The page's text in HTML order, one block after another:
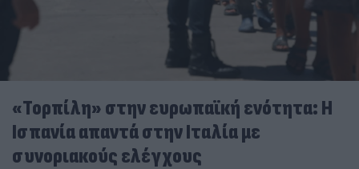
«Τορπίλη» στην ευρωπαϊκή ενότητα: Η
Ισπανία απαντά στην Ιταλία με
συνοριακούς ελέγχους